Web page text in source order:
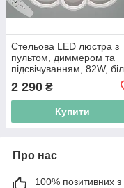
Стельова LED люстра з
пультом, диммером та
підсвічуванням, 82W,
2 290 ₴
Купити
Про нас
100% позитивних з